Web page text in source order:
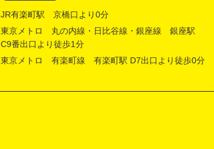
JR有楽町駅 京橋口より0分
東京メトロ 丸の内線・日比谷線・銀座線 銀座駅
C9番出口より徒歩1分
東京メトロ 有楽町線 有楽町駅 D7出口より徒歩0分